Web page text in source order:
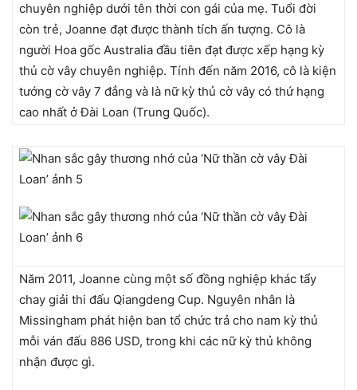
chuyên nghiệp dưới tên thời con gái của mẹ. Tuổi đời
còn trẻ, Joanne đạt được thành tích ấn tượng. Cô là
người Hoa gốc Australia đầu tiên đạt được xếp hạng kỳ
thủ cờ vây chuyên nghiệp. Tính đến năm 2016, cô là kiện
tướng cờ vây 7 đẳng và là nữ kỳ thủ cờ vây có thứ hạng
cao nhất ở Đài Loan (Trung Quốc).
Năm 2011, Joanne cùng một số đồng nghiệp khác tẩy
chay giải thi đấu Qiangdeng Cup. Nguyên nhân là
Missingham phát hiện ban tổ chức trả cho nam kỳ thủ
mỗi ván đấu 886 USD, trong khi các nữ kỳ thủ không
nhận được gì.